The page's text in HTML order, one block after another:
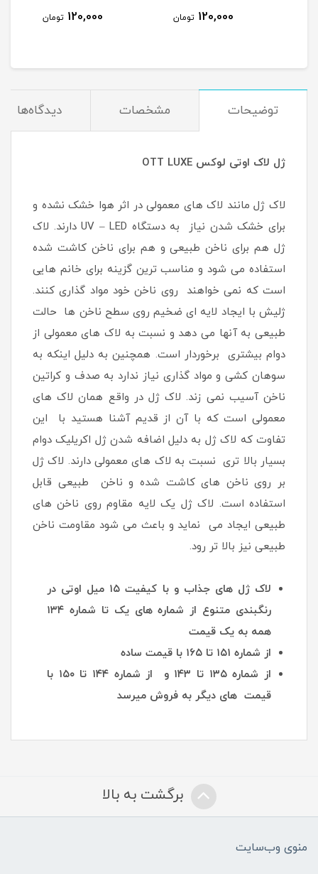
120,000 تومان 120,000 تومان
توضیحات مشخصات دیدگاه‌ها
ژل لاک اوتی لوکس OTT LUXE
لاک ژل مانند لاک های معمولی در اثر هوا خشک نشده و
برای خشک شدن نیاز به دستگاه UV – LED دارند. لاک
ژل هم برای ناخن طبیعی و هم برای ناخن کاشت شده
استفاده می شود و مناسب ترین گزینه برای خانم هایی
است که نمی خواهند روی ناخن خود مواد گذاری کنند.
ژلیش با ایجاد لایه ای ضخیم روی سطح ناخن ها حالت
طبیعی به آنها می دهد و نسبت به لاک های معمولی از
دوام بیشتری برخوردار است. همچنین به دلیل اینکه به
سوهان کشی و مواد گذاری نیاز ندارد به صدف و کراتین
ناخن آسیب نمی زند. لاک ژل در واقع همان لاک های
معمولی است که با آن از قدیم آشنا هستید با این
تفاوت که لاک ژل به دلیل اضافه شدن ژل اکریلیک دوام
بسیار بالا تری نسبت به لاک های معمولی دارند. لاک ژل
بر روی ناخن های کاشت شده و ناخن طبیعی قابل
استفاده است. لاک ژل یک لایه مقاوم روی ناخن های
طبیعی ایجاد می نماید و باعث می شود مقاومت ناخن
طبیعی نیز بالا تر رود.
لاک ژل های جذاب و با کیفیت ۱۵ میل اوتی در
رنگبندی متنوع از شماره های یک تا شماره ۱۳۴
همه به یک قیمت
از شماره ۱۵۱ تا ۱۶۵ با قیمت ساده
از شماره ۱۳۵ تا ۱۴۳ و از شماره ۱۴۴ تا ۱۵۰ با
قیمت های دیگر به فروش میرسد
برگشت به بالا
منوی وب‌سایت